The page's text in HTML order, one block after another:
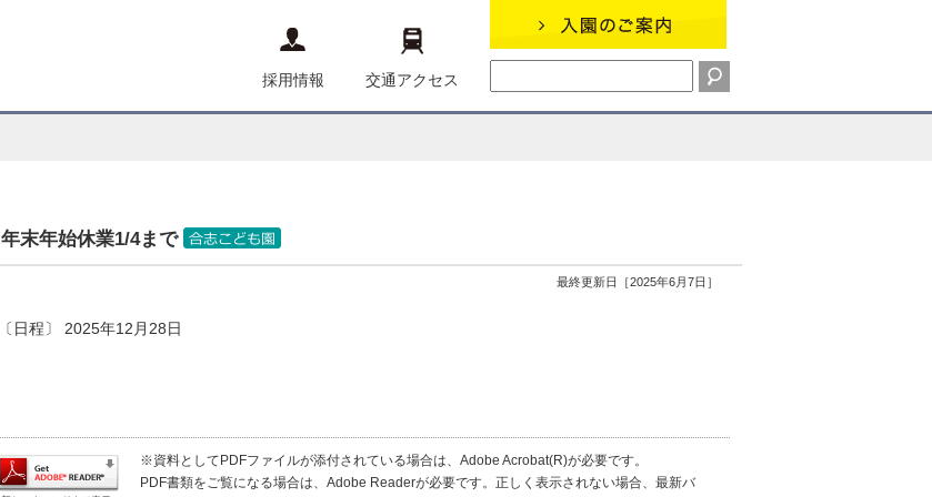
採用情報 交通アクセス
年末年始休業1/4まで
最終更新日［2025年6月7日］
〔日程〕 2025年12月28日
※資料としてPDFファイルが添付されている場合は、Adobe Acrobat(R)が必要です。
PDF書類をご覧になる場合は、Adobe Readerが必要です。正しく表示されない場合、最新バ